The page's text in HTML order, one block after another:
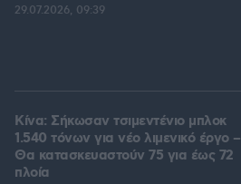
29.07.2026, 09:39
Κίνα: Σήκωσαν τσιμεντένιο μπλοκ
1.540 τόνων για νέο λιμενικό έργο –
Θα κατασκευαστούν 75 για έως 72
πλοία